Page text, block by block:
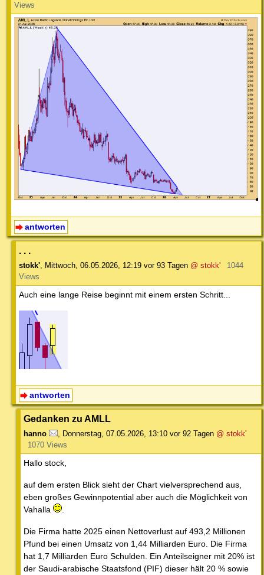
Views
antworten
. . .
stokk' Mittwoch, 06.05.2026, 12:19 vor 93 Tagen @ stokk'
1044
Views
Auch eine lange Reise beginnt mit einem ersten Schritt...
antworten
Gedanken zu AMLL
hanno Donnerstag, 07.05.2026, 13:10 vor 92 Tagen @ stokk'
1070 Views
Hallo stock,
auf dem ersten Blick sieht der Chart vielversprechend aus,
eben großes Gewinnpotential aber auch die Möglichkeit von
Vahalla
Die Firma hatte 2025 einen Nettoverlust auf 493,2 Millionen
Pfund bei einen Umsatz von 1,44 Milliarden Euro. Die Firma
hat 1,7 Milliarden Euro Schulden. Ein Anteilseigner mit 20% ist
der Saudi-arabische Staatsfond (PIF) dieser hält 20 % sowie